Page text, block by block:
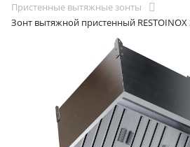
Пристенные вытяжные зонты
Зонт вытяжной пристенный